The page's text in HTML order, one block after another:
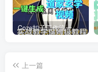
Coze扣子工作流一键生成道家玄学短视频，实战保姆级教程
上一篇